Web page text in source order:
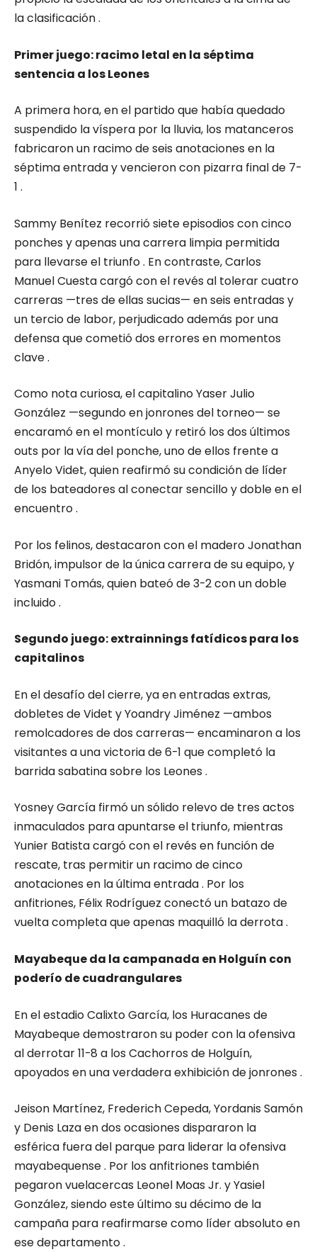
la clasificación .
Primer juego: racimo letal en la séptima
sentencia a los Leones
A primera hora, en el partido que había quedado
suspendido la víspera por la lluvia, los matanceros
fabricaron un racimo de seis anotaciones en la
séptima entrada y vencieron con pizarra final de 7-
1 .
Sammy Benítez recorrió siete episodios con cinco
ponches y apenas una carrera limpia permitida
para llevarse el triunfo . En contraste, Carlos
Manuel Cuesta cargó con el revés al tolerar cuatro
carreras —tres de ellas sucias— en seis entradas y
un tercio de labor, perjudicado además por una
defensa que cometió dos errores en momentos
clave .
Como nota curiosa, el capitalino Yaser Julio
González —segundo en jonrones del torneo— se
encaramó en el montículo y retiró los dos últimos
outs por la vía del ponche, uno de ellos frente a
Anyelo Videt, quien reafirmó su condición de líder
de los bateadores al conectar sencillo y doble en el
encuentro .
Por los felinos, destacaron con el madero Jonathan
Bridón, impulsor de la única carrera de su equipo, y
Yasmani Tomás, quien bateó de 3-2 con un doble
incluido .
Segundo juego: extrainnings fatídicos para los
capitalinos
En el desafío del cierre, ya en entradas extras,
dobletes de Videt y Yoandry Jiménez —ambos
remolcadores de dos carreras— encaminaron a los
visitantes a una victoria de 6-1 que completó la
barrida sabatina sobre los Leones .
Yosney García firmó un sólido relevo de tres actos
inmaculados para apuntarse el triunfo, mientras
Yunier Batista cargó con el revés en función de
rescate, tras permitir un racimo de cinco
anotaciones en la última entrada . Por los
anfitriones, Félix Rodríguez conectó un batazo de
vuelta completa que apenas maquilló la derrota .
Mayabeque da la campanada en Holguín con
poderío de cuadrangulares
En el estadio Calixto García, los Huracanes de
Mayabeque demostraron su poder con la ofensiva
al derrotar 11-8 a los Cachorros de Holguín,
apoyados en una verdadera exhibición de jonrones .
Jeison Martínez, Frederich Cepeda, Yordanis Samón
y Denis Laza en dos ocasiones dispararon la
esférica fuera del parque para liderar la ofensiva
mayabequense . Por los anfitriones también
pegaron vuelacercas Leonel Moas Jr. y Yasiel
González, siendo este último su décimo de la
campaña para reafirmarse como líder absoluto en
ese departamento .